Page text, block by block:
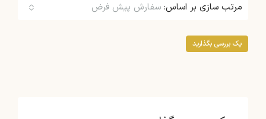
مرتب سازی بر اساس: سفارش پیش فرض
یک بررسی بگذارید